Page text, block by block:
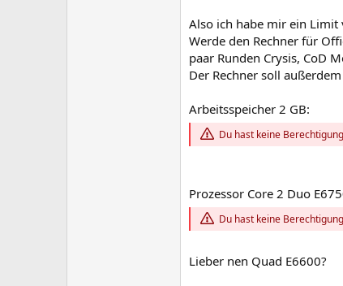
Also ich habe mir ein Limit
Werde den Rechner für
paar Runden Crysis, CoD
Der Rechner soll
Arbeitsspeicher 2 GB:
Du hast keine
Prozessor Core 2 Duo
Du hast keine
Lieber nen Quad E6600?